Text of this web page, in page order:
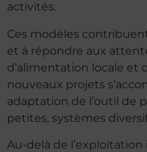
activités.
Ces modèles
et à répondre aux
d’alimentation locale et
nouveaux projets
adaptation de l’outil de
petites, systèmes
Au-delà de